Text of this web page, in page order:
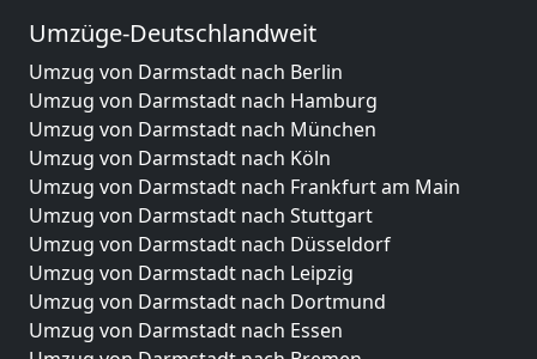
Umzüge-Deutschlandweit
Umzug von Darmstadt nach Berlin
Umzug von Darmstadt nach Hamburg
Umzug von Darmstadt nach München
Umzug von Darmstadt nach Köln
Umzug von Darmstadt nach Frankfurt am Main
Umzug von Darmstadt nach Stuttgart
Umzug von Darmstadt nach Düsseldorf
Umzug von Darmstadt nach Leipzig
Umzug von Darmstadt nach Dortmund
Umzug von Darmstadt nach Essen